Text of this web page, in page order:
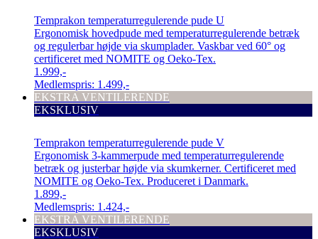
Temprakon temperaturregulerende pude U
Ergonomisk hovedpude med temperaturregulerende betræk
og regulerbar højde via skumplader. Vaskbar ved 60° og
certificeret med NOMITE og Oeko-Tex.
1.999,-
Medlemspris: 1.499,-
EKSTRA VENTILERENDE
EKSKLUSIV
Temprakon temperaturregulerende pude V
Ergonomisk 3-kammerpude med temperaturregulerende
betræk og justerbar højde via skumkerner. Certificeret med
NOMITE og Oeko-Tex. Produceret i Danmark.
1.899,-
Medlemspris: 1.424,-
EKSTRA VENTILERENDE
EKSKLUSIV